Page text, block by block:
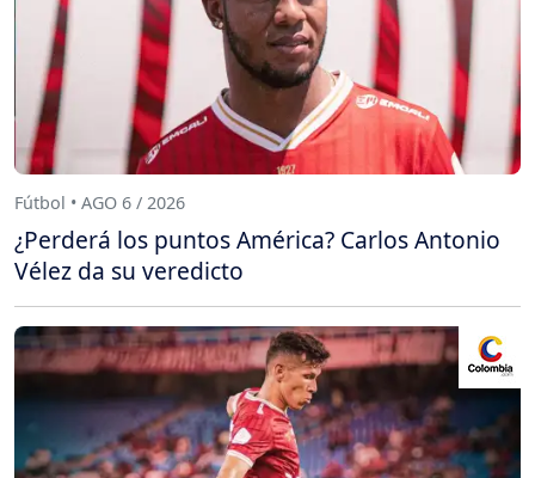
Fútbol • AGO 6 / 2026
¿Perderá los puntos América? Carlos Antonio
Vélez da su veredicto